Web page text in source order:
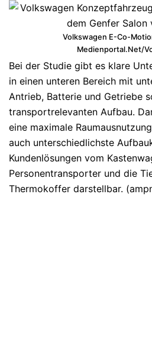
Volkswagen E-Co-
Medienportal.Net/
Bei der Studie gibt es klare
in einen unteren Bereich mit
Antrieb, Batterie und Getriebe
transportrelevanten Aufbau.
eine maximale
auch unterschiedlichste
Kundenlösungen vom
Personentransporter und die
Thermokoffer darstellbar.